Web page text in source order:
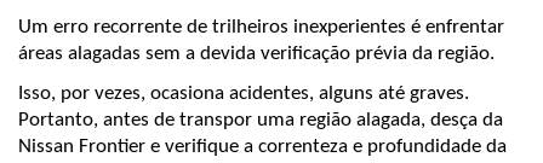
Um erro recorrente de trilheiros inexperientes é enfrentar
áreas alagadas sem a devida verificação prévia da região.
Isso, por vezes, ocasiona acidentes, alguns até graves.
Portanto, antes de transpor uma região alagada, desça da
Nissan Frontier e verifique a correnteza e profundidade da